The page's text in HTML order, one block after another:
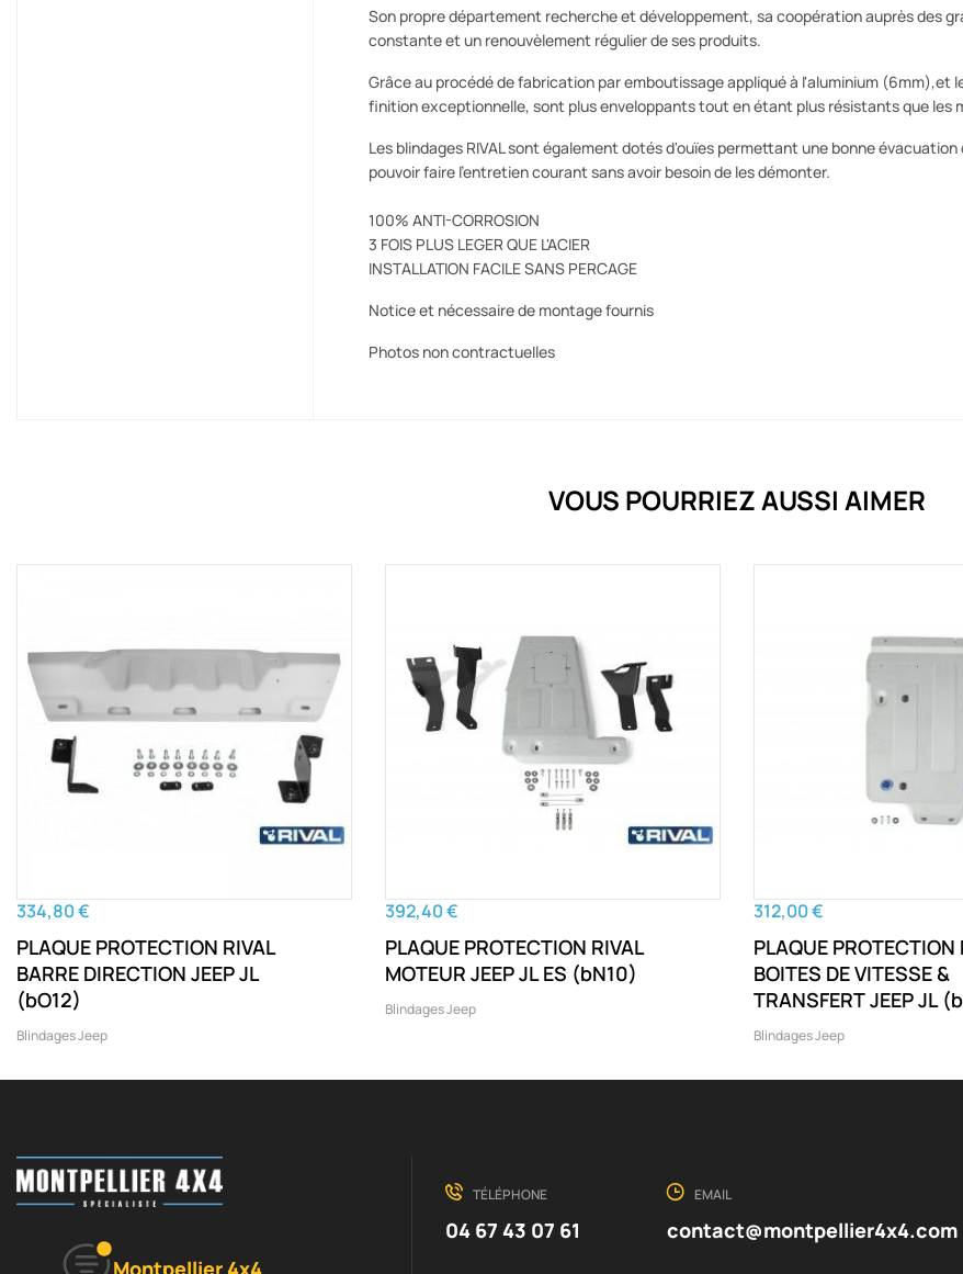
Son propre département recherche et développement, sa coopération auprès des
constante et un renouvèlement régulier de ses produits.
Grâce au procédé de fabrication par emboutissage appliqué à l'aluminium (6mm),et
finition exceptionnelle, sont plus enveloppants tout en étant plus résistants que les
Les blindages RIVAL sont également dotés d'ouïes permettant une bonne
pouvoir faire l'entretien courant sans avoir besoin de les démonter.
100% ANTI-CORROSION
3 FOIS PLUS LEGER QUE L'ACIER
INSTALLATION FACILE SANS PERCAGE
Notice et nécessaire de montage fournis
Photos non contractuelles
VOUS POURRIEZ AUSSI AIMER
334,80 €
PLAQUE PROTECTION RIVAL
BARRE DIRECTION JEEP JL
(bO12)
Blindages Jeep
392,40 €
PLAQUE PROTECTION RIVAL
MOTEUR JEEP JL ES (bN10)
Blindages Jeep
312,00 €
PLAQUE PROTECTION
BOITES DE VITESSE &
Blindages Jeep
Montpellier 4x4
TÉLÉPHONE
04 67 43 07 61
EMAIL
contact@montpellier4x4.com